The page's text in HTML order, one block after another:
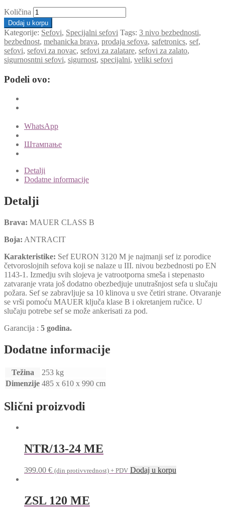
Količina
Dodaj u korpu
Kategorije: Sefovi, Specijalni sefovi Tags: 3 nivo bezbednosti,
bezbednost, mehanicka brava, prodaja sefova, safetronics, sef,
sefovi, sefovi za novac, sefovi za zalatare, sefovi za zalato,
sigurnosntni sefovi, sigurnost, specijalni, veliki sefovi
Podeli ovo:
WhatsApp
Штампање
Detalji
Dodatne informacije
Detalji
Brava: MAUER CLASS B
Boja: ANTRACIT
Karakteristike: Sef EURON 3120 M je najmanji sef iz porodice
četvoroslojnih sefova koji se nalaze u III. nivou bezbednosti po EN
1143-1. Izmedju svih slojeva je vatrootporna smeša i stepenasto
zatvaranje vrata još dodatno obezbedjuje unutrašnjost sefa u slučaju
požara. Sef se zabravljuje sa 10 klinova u sve četiri strane. Otvaranje
se vrši pomoću MAUER ključa klase B i okretanjem ručice. U
slučaju potrebe sef se može ankerisati za pod.
Garancija : 5 godina.
Dodatne informacije
Težina
253 kg
Dimenzije 485 x 610 x 990 cm
Slični proizvodi
NTR/13-24 ME
399.00 € (din protivvrednost) + PDV Dodaj u korpu
ZSL 120 ME